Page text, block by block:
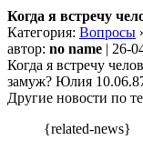
Когда я встречу
Категория: Вопросы
автор: no name | 26-
Когда я встречу
замуж? Юлия
Другие новости по
{related-news}